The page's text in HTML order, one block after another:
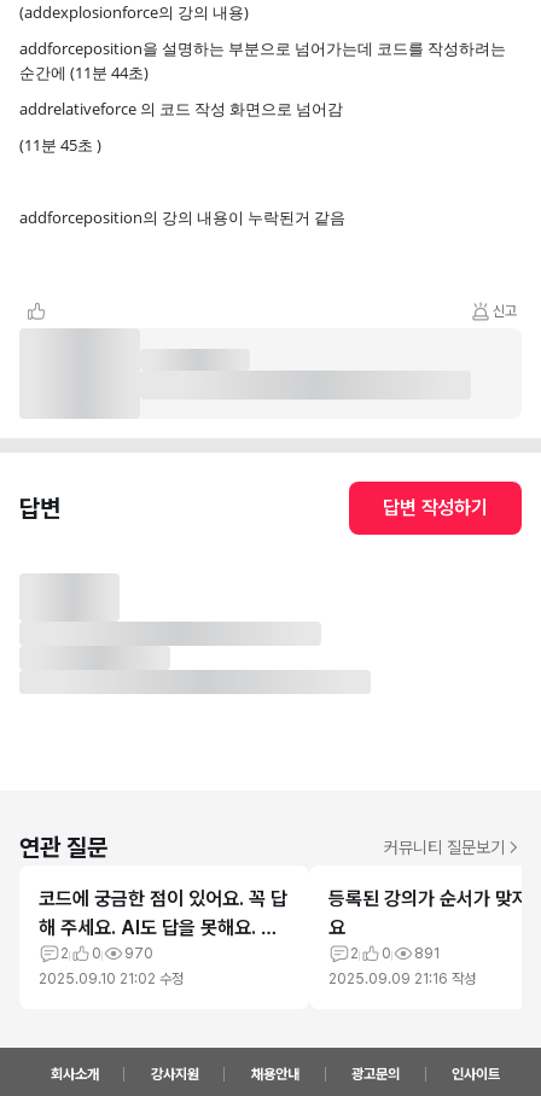
(addexplosionforce의 강의 내용)
addforceposition을 설명하는 부분으로 넘어가는데 코드를 작성하려는
순간에 (11분 44초)
addrelativeforce 의 코드 작성 화면으로 넘어감
(11분 45초 )
addforceposition의 강의 내용이 누락된거 같음
신고
답변 답변 작성하기
연관 질문 커뮤니티 질문보기
코드에 궁금한 점이 있어요. 꼭 답
해 주세요. AI도 답을 못해요. 비
록 온라인 강의지만 이 정도 지원
은 가능할 거라 생각합니다.
2 0
970
2025.09.10 21:02 수정
등록된 강의가 순서가 맞지
요
2 0
891
2025.09.09 21:16 작성
회사소개 강사지원 채용안내 광고문의 인사이트